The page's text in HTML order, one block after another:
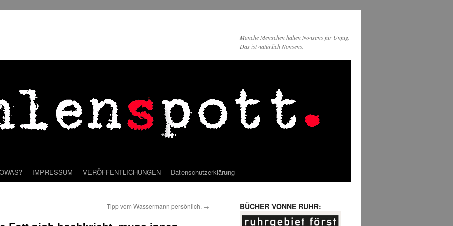
Manche Menschen halten Nonsens für Unfug.
Das ist natürlich Nonsens.
IMPRESSUM VERÖFFENTLICHUNGEN Datenschutzerklärung
Tipp vom Wassermann persönlich. → BÜCHER VONNE RUHR: